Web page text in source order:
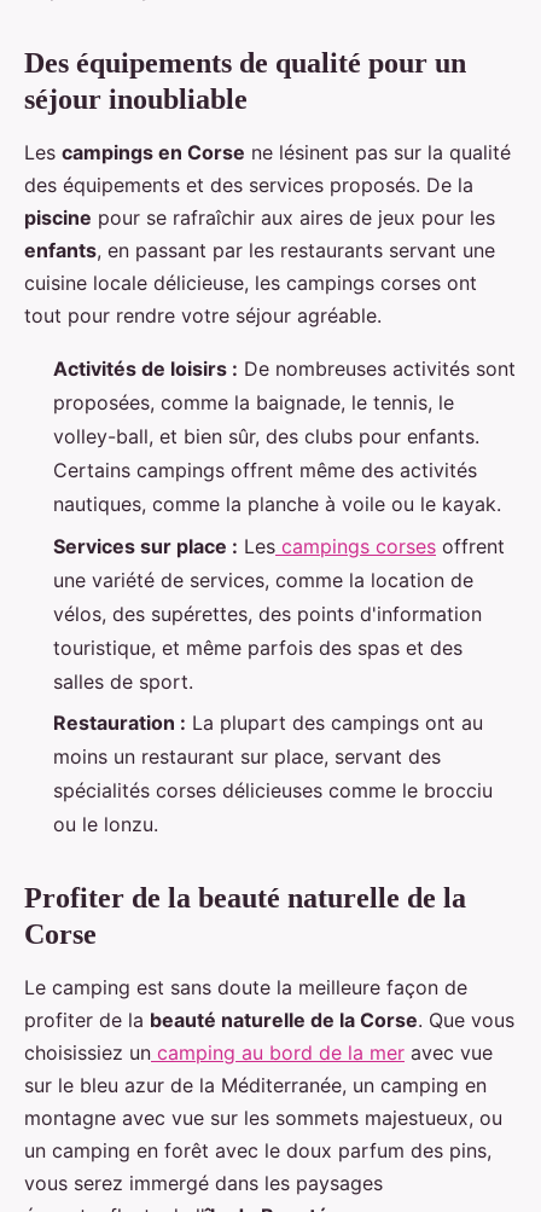
Des équipements de qualité pour un
séjour inoubliable
Les campings en Corse ne lésinent pas sur la qualité
des équipements et des services proposés. De la
piscine pour se rafraîchir aux aires de jeux pour les
enfants, en passant par les restaurants servant une
cuisine locale délicieuse, les campings corses ont
tout pour rendre votre séjour agréable.
Activités de loisirs : De nombreuses activités sont
proposées, comme la baignade, le tennis, le
volley-ball, et bien sûr, des clubs pour enfants.
Certains campings offrent même des activités
nautiques, comme la planche à voile ou le kayak.
Services sur place : Les campings corses offrent
une variété de services, comme la location de
vélos, des supérettes, des points d'information
touristique, et même parfois des spas et des
salles de sport.
Restauration : La plupart des campings ont au
moins un restaurant sur place, servant des
spécialités corses délicieuses comme le brocciu
ou le lonzu.
Profiter de la beauté naturelle de la
Corse
Le camping est sans doute la meilleure façon de
profiter de la beauté naturelle de la Corse. Que vous
choisissiez un camping au bord de la mer avec vue
sur le bleu azur de la Méditerranée, un camping en
montagne avec vue sur les sommets majestueux, ou
un camping en forêt avec le doux parfum des pins,
vous serez immergé dans les paysages